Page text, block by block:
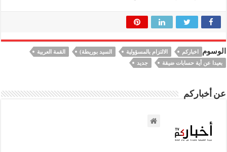
الوسوم اخباركم الالتزام بالمسؤولية السيد بوريطة)
القمة العربية
بعيدا عن أية حسابات ضيقة
جديد
عن أخباركم